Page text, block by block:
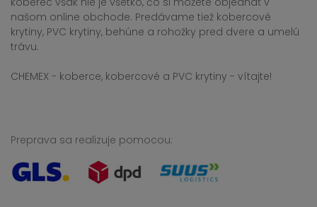
našom online obchode. Predávame tiež kobercové
krytiny, PVC krytiny, behúne a rohožky pred dvere a umelú
trávu.
CHEMEX - koberce, kobercové a PVC krytiny - vítajte!
Preprava sa realizuje pomocou: